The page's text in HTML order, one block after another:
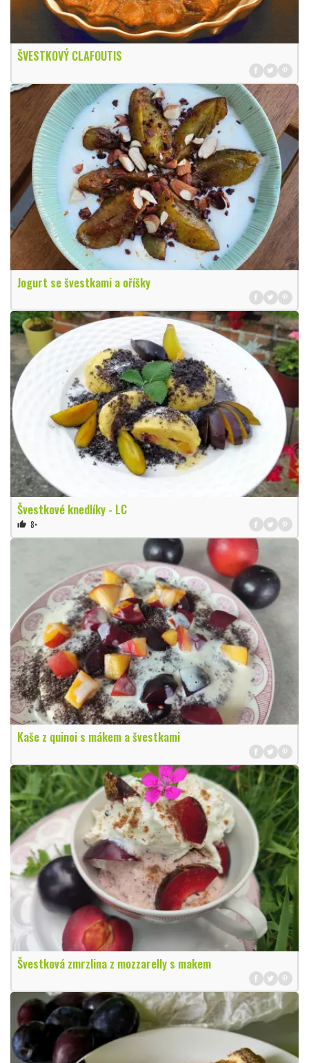
ŠVESTKOVÝ CLAFOUTIS
Jogurt se švestkami a oříšky
Švestkové knedlíky - LC
thumb_up 8×
Kaše z quinoi s mákem a švestkami
Švestková zmrzlina z mozzarelly s makem